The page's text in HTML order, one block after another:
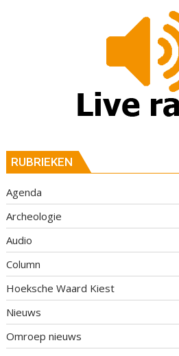
RUBRIEKEN
Agenda
Archeologie
Audio
Column
Hoeksche Waard Kiest
Nieuws
Omroep nieuws